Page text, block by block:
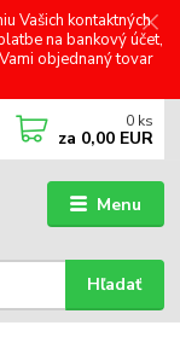
Vašich kontaktných
na bankový účet,
objednaný tovar
Menu
Hľadať
0 ks
za 0,00 EUR